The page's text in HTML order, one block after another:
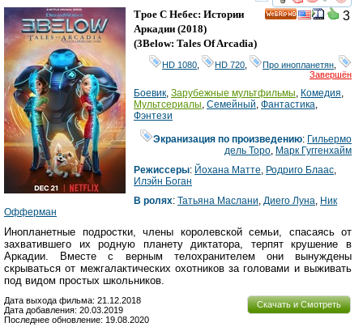
смотреть
3
Трое С Небес: Истории
Аркадии (2018)
(3Below: Tales Of Arcadia)
HD 1080 HD 720 Про инопланетян
Завершён
Боевик, Зарубежные мультфильмы, Комедия,
Мультсериалы, Семейный, Фантастика,
Фэнтези
Экранизация по произведению: Гильермо
дель Торо, Марк Гуггенхайм
Режиссеры: Йохана Матте, Родриго Блаас,
Илэйн Боган
В ролях: Татьяна Маслани, Диего Луна, Ник
Офферман
Инопланетные подростки, члены королевской семьи, спасаясь от
захватившего их родную планету диктатора, терпят крушение в
Аркадии. Вместе с верным телохранителем они вынуждены
скрываться от межгалактических охотников за головами и выживать
под видом простых школьников.
Скачать и Смотреть
Дата выхода фильма: 21.12.2018
Дата добавления: 20.03.2019
Последнее обновление: 19.08.2020